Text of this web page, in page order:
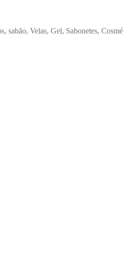
sabão, Velas, Gel, Sabonetes,